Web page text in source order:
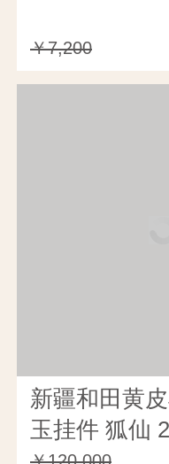
￥7,200
新疆和田黄
玉挂件 狐仙